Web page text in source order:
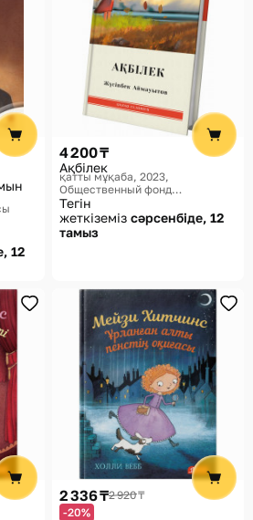
12
4 200 ₸
Ақбілек
қатты мұқаба, 2023
Общественный фонд
«Мазмұндама», Qazaq classics
Тегін
жеткіземіз сәрсенбіде, 12
тамыз
2 336 ₸2 920 ₸
-20%